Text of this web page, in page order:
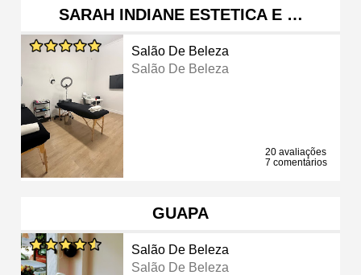
SARAH INDIANE ESTETICA E …
Salão De Beleza
Salão De Beleza
20 avaliações
7 comentários
GUAPA
Salão De Beleza
Salão De Beleza